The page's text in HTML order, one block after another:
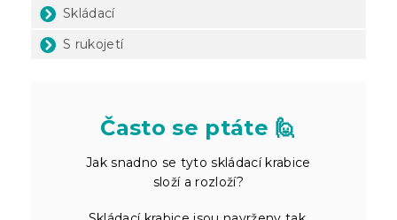
Skládací
S rukojetí
Často se ptáte 🙋
Jak snadno se tyto skládací krabice
složí a rozloží?